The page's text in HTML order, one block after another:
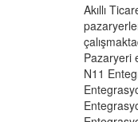
Akıllı
Pazaryeri
N11